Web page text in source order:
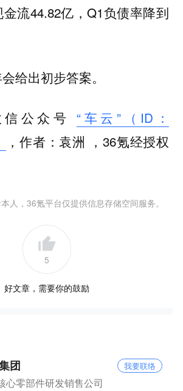
流44.82亿，Q1负债率降到
给出初步答案。
公众号 “车云”（ID：
，作者：袁洲 ，36氪经授权
人，36氪平台仅提供信息存储空间服务。
5
好文章，需要你的鼓励
团 我要联络
心零部件研发销售公司